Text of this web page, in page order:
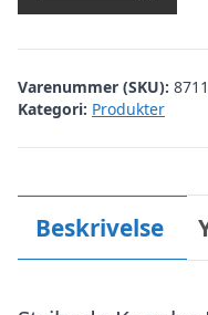
Varenummer (SKU):
Kategori: Produkter
Beskrivelse